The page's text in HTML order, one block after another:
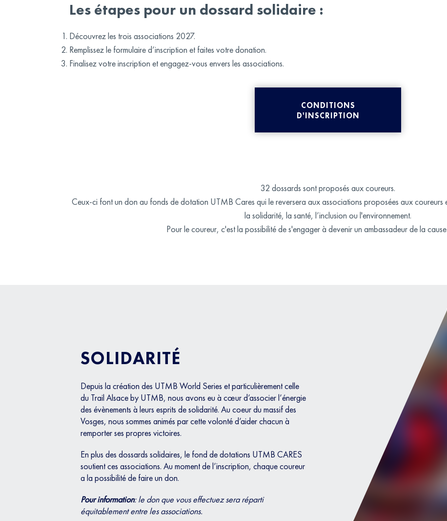
Les étapes pour un dossard solidaire :
Découvrez les trois associations 2027.
Remplissez le formulaire d’inscription et faites votre donation.
Finalisez votre inscription et engagez-vous envers les associations.
CONDITIONS
D'INSCRIPTION
32 dossards sont proposés aux coureurs.
Ceux-ci font un don au fonds de dotation UTMB Cares qui le reversera aux associations proposées aux coureurs
la solidarité, la santé, l’inclusion ou l'environnement.
Pour le coureur, c'est la possibilité de s'engager à devenir un ambassadeur de la
SOLIDARITÉ
Depuis la création des UTMB World Series et particulièrement celle
du Trail Alsace by UTMB, nous avons eu à cœur d’associer l’énergie
des évènements à leurs esprits de solidarité. Au coeur du massif des
Vosges, nous sommes animés par cette volonté d’aider chacun à
remporter ses propres victoires.
En plus des dossards solidaires, le fond de dotations UTMB CARES
soutient ces associations. Au moment de l’inscription, chaque coureur
a la possibilité de faire un don.
Pour information: le don que vous effectuez sera réparti
équitablement entre les associations.